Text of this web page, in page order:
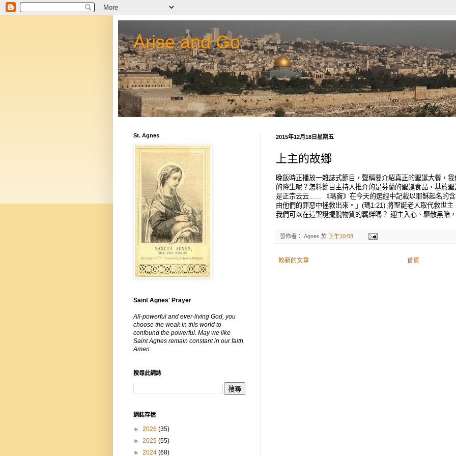
Arise and Go
2015年12月18日星期五
上主的故鄉
晚飯時正播放一雜誌式節目，聲稱要介紹真正的聖誕大餐，
的降生呢？怎料節目主持人推介的是芬蘭的聖誕食品，基於
是正宗云云...... 《瑪竇》在今天的選經中記載以耶穌起名的
由他們的罪惡中拯救出來。」(瑪1:21) 將聖誕老人取代救世主
我們可以在這聖誕擺脫物質的羈絆嗎？ 迎主入心、驅散黑暗
發佈者： Agnes 於 下午10:08
較新的文章 首頁
St. Agnes
Saint Agnes' Prayer
All-powerful and ever-living God, you
choose the weak in this world to
confound the powerful. May we like
Saint Agnes remain constant in our faith.
Amen.
搜尋此網誌
網誌存檔
► 2026 (35)
► 2025 (55)
► 2024 (68)